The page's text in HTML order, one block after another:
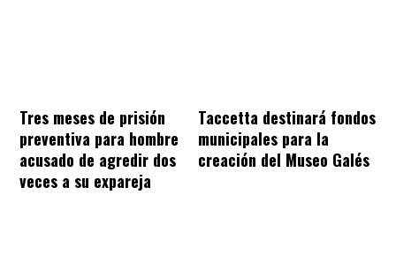
Tres meses de prisión
preventiva para hombre
acusado de agredir dos
veces a su expareja
Taccetta destinará fondos
municipales para la
creación del Museo Galés